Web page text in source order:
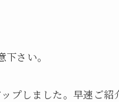
さい。
プしました。早速ご紹